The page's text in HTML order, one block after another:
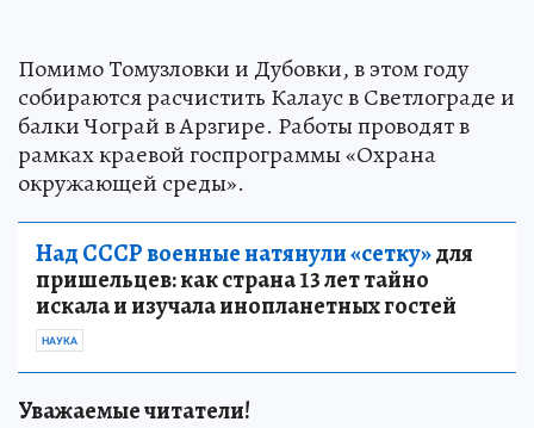
Помимо Томузловки и Дубовки, в этом году
собираются расчистить Калаус в Светлограде и
балки Чограй в Арзгире. Работы проводят в
рамках краевой госпрограммы «Охрана
окружающей среды».
Над СССР военные натянули «сетку»для
пришельцев: как страна 13 лет тайно
искала и изучала инопланетных гостей
НАУКА
Уважаемые читатели!